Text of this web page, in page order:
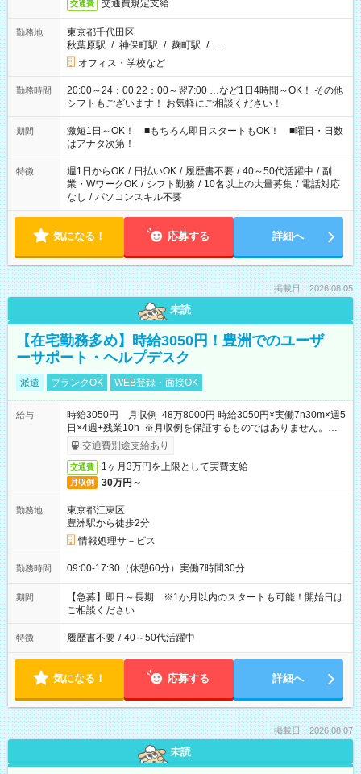
交通費 交通費規定支給
勤務地
東京都千代田区
秋葉原駅 / 神保町駅 / 麹町駅 / …
オフィス・学校など
勤務時間
20:00～24：00 22：00～翌7:00 …など1日4時間～OK！ その他
シフトもございます！ お気軽にご相談ください！
期間
激短1日～OK！ ■もちろん即日スタートもOK！ ■曜日・日数
はアナタ次第！
特徴 週1日からOK / 日払いOK / 履歴書不要 / 40～50代活躍中 / 副
業・WワークOK / シフト勤務 / 10名以上の大量募集 / 電話対応
なし / パソコンスキル不要
気になる！ 応募する 詳細へ
掲載日：2026.08.05
未読
【在宅勤務多め】時給3050円！豊洲でのユーザ
ーサポート・ヘルプデスク
派遣 ブランクOK WEB登録・面接OK
給与
時給3050円 月収例 48万8000円 時給3050円×実働7h30m×週5
日×4週+残業10h ※月収例を保証するものではありません。※給
与即受取りサービス利用可（利用条件有）
交通費別途支給あり
交通費 1ヶ月3万円を上限として実費支給
月収例 30万円～
勤務地
東京都江東区
豊洲駅から徒歩2分
情報処理サ－ビス
勤務時間 09:00-17:30（休憩60分）実働7時間30分
期間
【急募】即日～長期 ※1か月以内のスタートも可能！開始日は
ご相談ください
特徴 履歴書不要 / 40～50代活躍中
気になる！ 応募する 詳細へ
掲載日：2026.08.07
未読